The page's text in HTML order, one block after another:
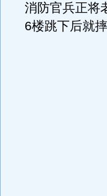
消防官兵正将
6楼跳下后就